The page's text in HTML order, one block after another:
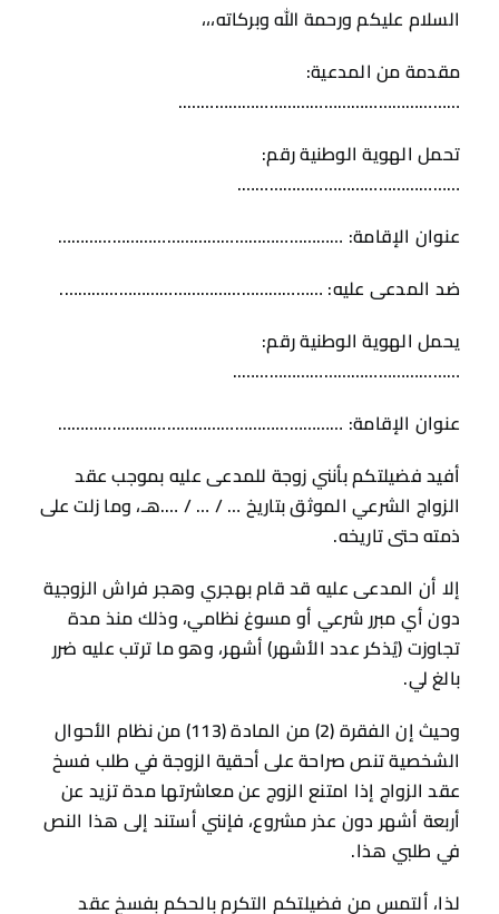
السلام عليكم ورحمة الله وبركاته،،،
مقدمة من المدعية:
……………………………………………………..
تحمل الهوية الوطنية رقم:
………………………………………….
عنوان الإقامة: ………………………………………………………
ضد المدعى عليه: ………………………………………………….
يحمل الهوية الوطنية رقم:
…………………………………………..
عنوان الإقامة: ………………………………………………………
أفيد فضيلتكم بأنني زوجة للمدعى عليه بموجب عقد
الزواج الشرعي الموثق بتاريخ … / … / ….هـ، وما زلت على
ذمته حتى تاريخه.
إلا أن المدعى عليه قد قام بهجري وهجر فراش الزوجية
دون أي مبرر شرعي أو مسوغ نظامي، وذلك منذ مدة
تجاوزت (يُذكر عدد الأشهر) أشهر، وهو ما ترتب عليه ضرر
بالغ لي.
وحيث إن الفقرة (2) من المادة (113) من نظام الأحوال
الشخصية تنص صراحة على أحقية الزوجة في طلب فسخ
عقد الزواج إذا امتنع الزوج عن معاشرتها مدة تزيد عن
أربعة أشهر دون عذر مشروع، فإنني أستند إلى هذا النص
في طلبي هذا.
لذا، ألتمس من فضيلتكم التكرم بالحكم بفسخ عقد